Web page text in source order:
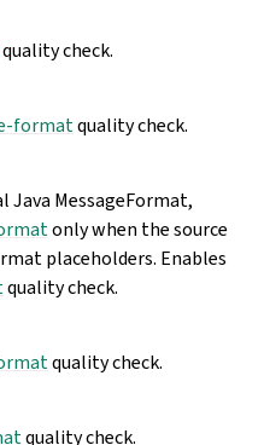
quality check.
formatquality check.
Java MessageFormat,
only when the source
placeholders. Enables
quality check.
quality check.
quality check.